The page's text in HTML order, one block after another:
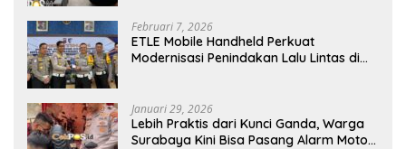
Februari 7, 2026
ETLE Mobile Handheld Perkuat
Modernisasi Penindakan Lalu Lintas di
Januari 29, 2026
Lebih Praktis dari Kunci Ganda, Warga
Surabaya Kini Bisa Pasang Alarm Motor